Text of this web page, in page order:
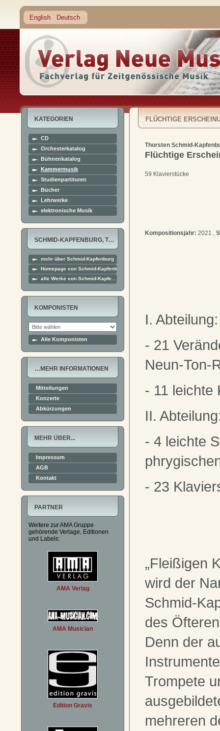
English Deutsch
KATEGORIEN
CD
Orchesterkatalog
Bühnenkatalog
Kammermusik
Studienpartituren
Bücher
Lehrwerke
elektronische Musik
SCHMID-KAPFENBURG, T…
mehr über Schmid-Kapfenburg
Homepage von Schmid-Kapfenburg
alle Werke von Schmid-Kapfe…
KOMPONISTEN
Alle Komponisten
…MEHR INFORMATIONEN
Mitteilungen
Konzerte
Abkürzungen
MEHR ÜBER...
Impressum
AGB
Kontakt
PARTNER
Weitere zur AMA Gruppe
gehörende Verlage, Editionen
und Labels:
AMA Verlag
AMA Musician
Edition Gravis
FLÜCHTIGE
Thorsten Schmid-
Flüchtige
59 Klavierstücke
Kompositionsjahr: 2021 ,
I. Abteilung:
- 21
Neun-Ton-
- 11 leichte
II.
- 4 leichte
- 23
„Fleißigen
wird der
Schmid-
des
Denn der
Trompete
mehreren